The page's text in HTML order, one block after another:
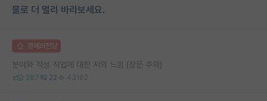
물로 더 멀리 바라보세요.
명예의전당
분야와 적성 직업에 대한 저의 느낌 (장문 주의)
287 22 43162